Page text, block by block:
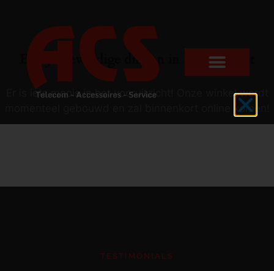
Er zijn geweldige dingen in het verschiet
Er is iets moois in het vooruitzicht! Onze winkel wordt
momenteel gebouwd en zal binnenkort online komen!
TESTIMONIALS